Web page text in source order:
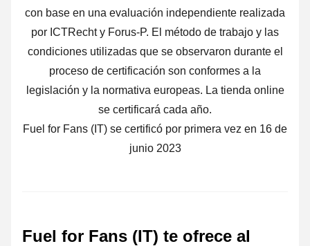
con base en una evaluación independiente realizada
por ICTRecht y Forus-P. El método de trabajo y las
condiciones utilizadas que se observaron durante el
proceso de certificación son conformes a la
legislación y la normativa europeas. La tienda online
se certificará cada año.
Fuel for Fans (IT) se certificó por primera vez en 16 de
junio 2023
Fuel for Fans (IT) te ofrece al